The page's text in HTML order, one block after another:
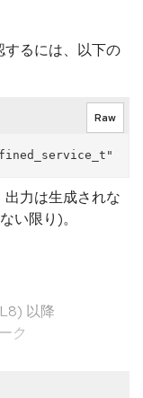
るには、以下の
Raw
力は生成されな
い限り)。
以降
ク